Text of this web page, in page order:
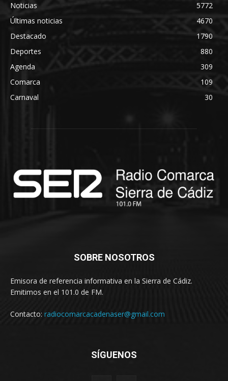
Noticias
5772
Últimas noticias
4670
Destacado
1790
Deportes
880
Agenda
309
Comarca
109
Carnaval
30
SOBRE NOSOTROS
Emisora de referencia informativa en la Sierra de Cádiz.
Emitimos en el 101.0 de FM.
Contacto: radiocomarcacadenaser@gmail.com
SÍGUENOS